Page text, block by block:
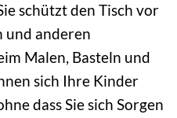
schützt den Tisch vor
und anderen
Malen, Basteln und
sich Ihre Kinder
dass Sie sich Sorgen